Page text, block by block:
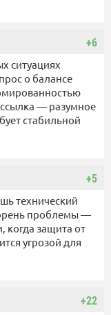
+6
ситуациях
о балансе
— разумное
стабильной
+5
технический
проблемы —
когда защита от
угрозой для
+22